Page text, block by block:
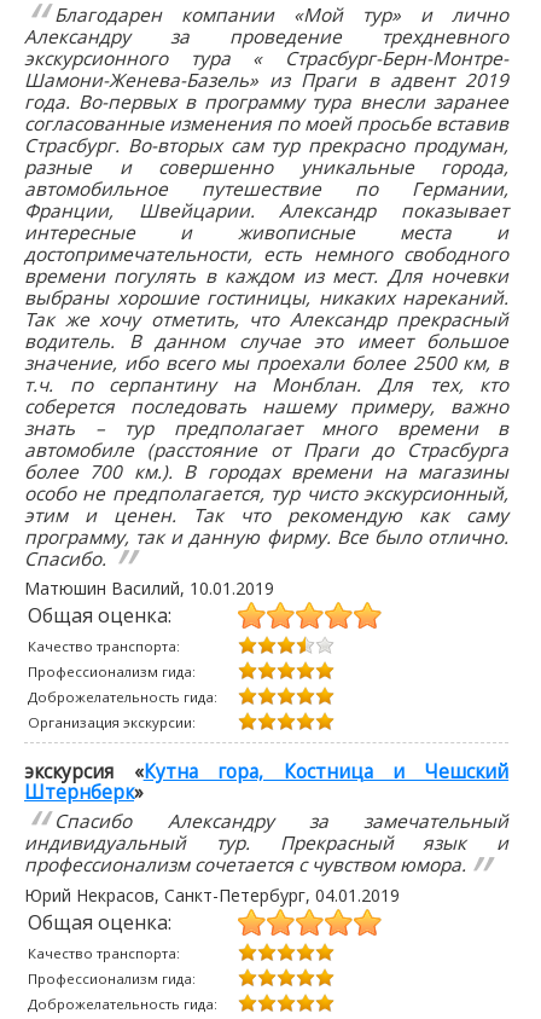
Благодарен компании «Мой тур» и лично
Александру за проведение трехдневного
экскурсионного тура « Страсбург-Берн-Монтре-
Шамони-Женева-Базель» из Праги в адвент 2019
года. Во-первых в программу тура внесли заранее
согласованные изменения по моей просьбе вставив
Страсбург. Во-вторых сам тур прекрасно продуман,
разные и совершенно уникальные города,
автомобильное путешествие по Германии,
Франции, Швейцарии. Александр показывает
интересные и живописные места и
достопримечательности, есть немного свободного
времени погулять в каждом из мест. Для ночевки
выбраны хорошие гостиницы, никаких нареканий.
Так же хочу отметить, что Александр прекрасный
водитель. В данном случае это имеет большое
значение, ибо всего мы проехали более 2500 км, в
т.ч. по серпантину на Монблан. Для тех, кто
соберется последовать нашему примеру, важно
знать – тур предполагает много времени в
автомобиле (расстояние от Праги до Страсбурга
более 700 км.). В городах времени на магазины
особо не предполагается, тур чисто экскурсионный,
этим и ценен. Так что рекомендую как саму
программу, так и данную фирму. Все было отлично.
Спасибо.
Матюшин Василий, 10.01.2019
Общая оценка:
Качество транспорта:
Профессионализм гида:
Доброжелательность гида:
Организация экскурсии:
экскурсия «Кутна гора, Костница и Чешский
Штернберк»
Спасибо Александру за замечательный
индивидуальный тур. Прекрасный язык и
профессионализм сочетается с чувством юмора.
Юрий Некрасов, Санкт-Петербург, 04.01.2019
Общая оценка:
Качество транспорта:
Профессионализм гида:
Доброжелательность гида: